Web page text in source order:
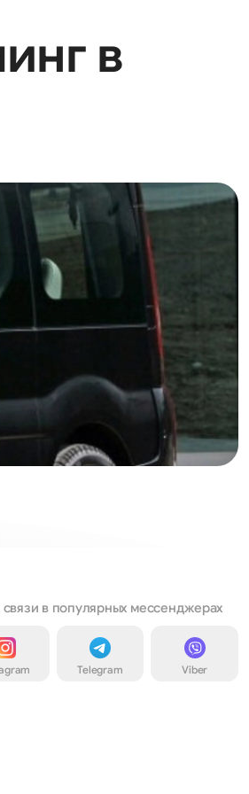
в
в популярных мессенджерах
Telegram Viber